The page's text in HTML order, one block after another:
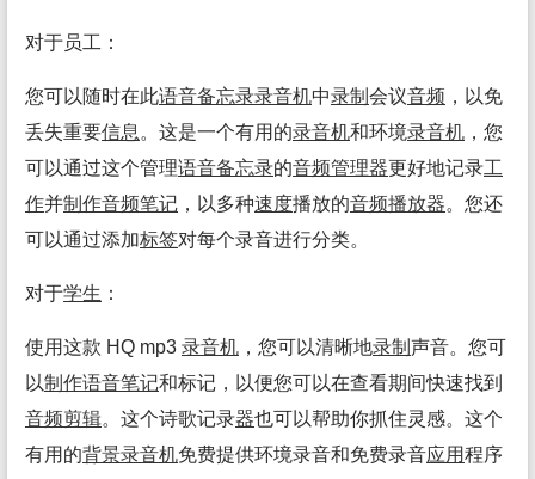
对于员工：
您可以随时在此语音备忘录录音机中录制 会议音频 ，以免
丢失重要信息 。这是一个有用的录音机和环境录音机 ，您
可以通过这个管理语音备忘录的音频管理器更好地记录工
作并制作音频笔记 ，以多种速度播放的音频播放器。您还
可以通过添加标签对每个录音进行分类。
对于学生 ：
使用这款 HQ mp3 录音机 ，您可以清晰地录制 声音。您可
以制作语音笔记和标记，以便您可以在查看期间快速找到
音频剪辑。这个诗歌记录器也可以帮助你抓住灵感。这个
有用的背景录音机免费提供环境录音和免费录音应用程序